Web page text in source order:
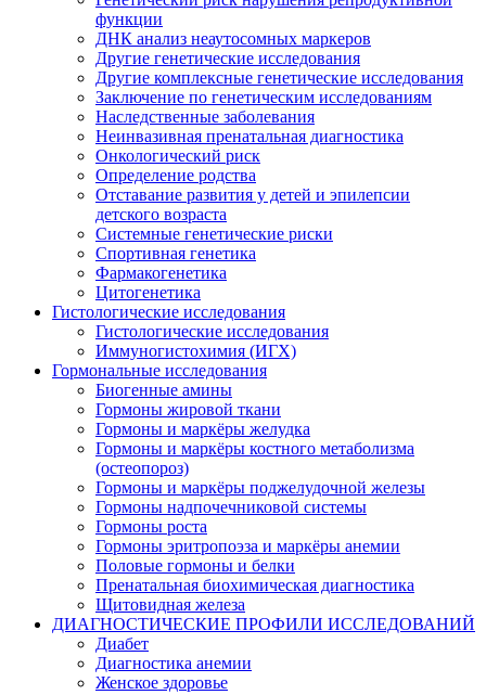
функции
ДНК анализ неаутосомных маркеров
Другие генетические исследования
Другие комплексные генетические исследования
Заключение по генетическим исследованиям
Наследственные заболевания
Неинвазивная пренатальная диагностика
Онкологический риск
Определение родства
Отставание развития у детей и эпилепсии
детского возраста
Системные генетические риски
Спортивная генетика
Фармакогенетика
Цитогенетика
Гистологические исследования
Гистологические исследования
Иммуногистохимия (ИГХ)
Гормональные исследования
Биогенные амины
Гормоны жировой ткани
Гормоны и маркёры желудка
Гормоны и маркёры костного метаболизма
(остеопороз)
Гормоны и маркёры поджелудочной железы
Гормоны надпочечниковой системы
Гормоны роста
Гормоны эритропоэза и маркёры анемии
Половые гормоны и белки
Пренатальная биохимическая диагностика
Щитовидная железа
ДИАГНОСТИЧЕСКИЕ ПРОФИЛИ ИССЛЕДОВАНИЙ
Диабет
Диагностика анемии
Женское здоровье